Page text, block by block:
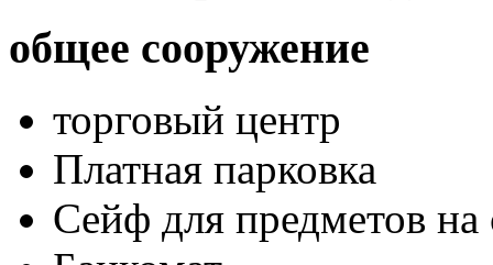
общее сооружение
торговый центр
Платная парковка
Сейф для предметов на